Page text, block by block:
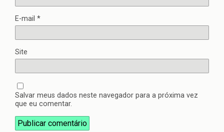
E-mail *
Site
Salvar meus dados neste navegador para a próxima vez
que eu comentar.